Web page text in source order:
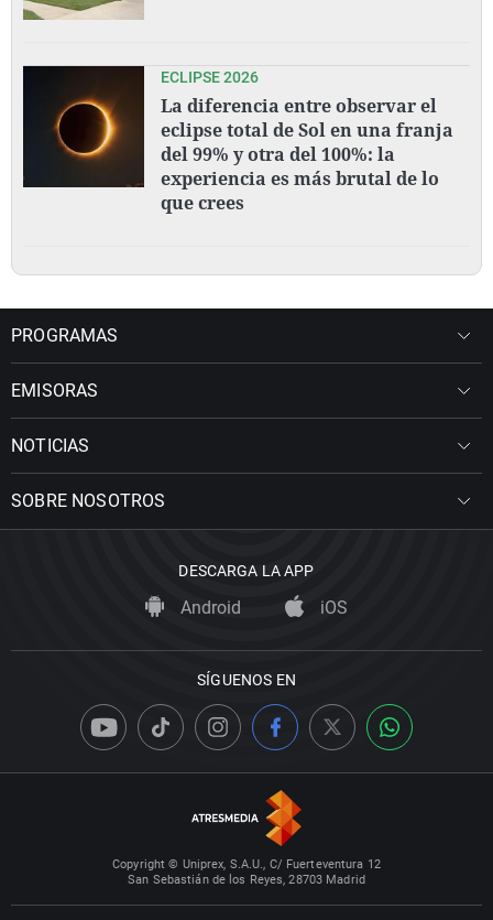
ECLIPSE 2026
La diferencia entre observar el
eclipse total de Sol en una franja
del 99% y otra del 100%: la
experiencia es más brutal de lo
que crees
PROGRAMAS
EMISORAS
NOTICIAS
SOBRE NOSOTROS
DESCARGA LA APP
Android iOS
SÍGUENOS EN
Copyright © Uniprex, S.A.U., C/ Fuerteventura 12
San Sebastián de los Reyes, 28703 Madrid